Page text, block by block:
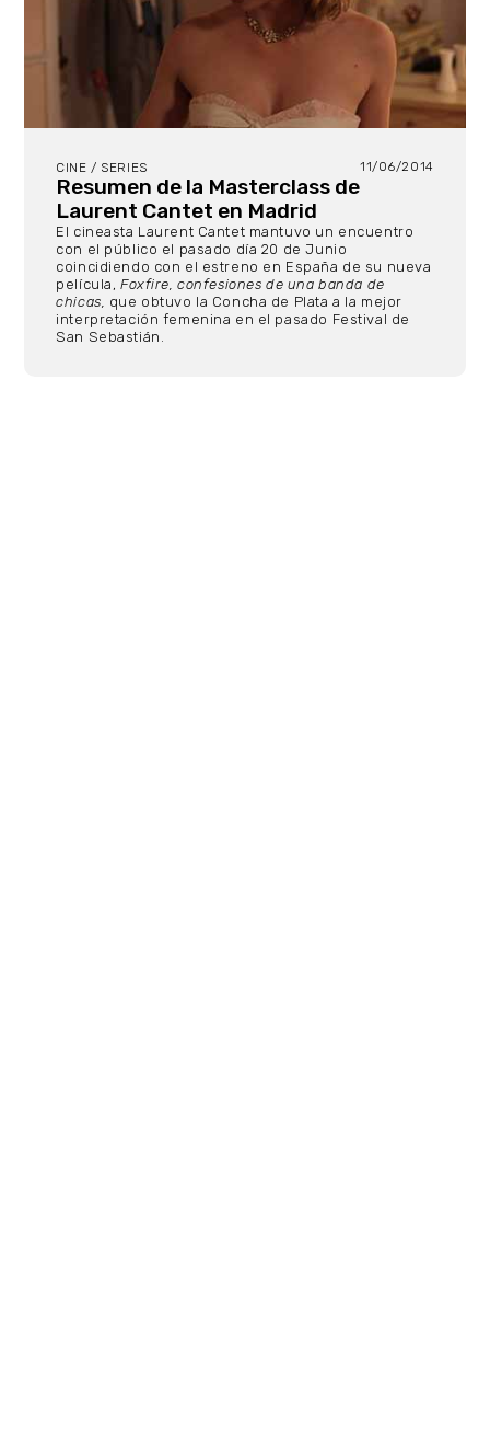
CINE / SERIES 11/06/2014
Resumen de la Masterclass de
Laurent Cantet en Madrid
El cineasta Laurent Cantet mantuvo un encuentro
con el público el pasado día 20 de Junio
coincidiendo con el estreno en España de su nueva
película, Foxfire, confesiones de una banda de
chicas, que obtuvo la Concha de Plata a la mejor
interpretación femenina en el pasado Festival de
San Sebastián.